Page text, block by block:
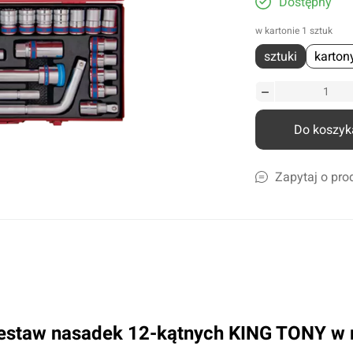
ciężarowych
rolniczych
Ścierki, gąbki, akcesoria
Szampony i preparaty do mycia
Preparaty do ciężkich zabrudzeń
Konserwacja lakieru i karoserii
Zapachy samochdowe
Opryskiwacze
Pozostałe
w kartonie 1 sztuk
sztuki
Do
Zapytaj o
nasadek 12-kątnych KING TONY